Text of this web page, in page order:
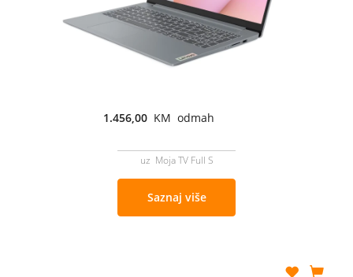
1.456,00 KM odmah
uz Moja TV Full S
Saznaj više